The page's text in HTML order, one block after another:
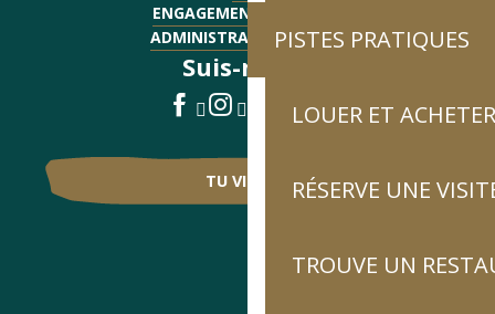
PISTES PRATIQUES
LOUER ET
RÉSERVE UNE
TROUVE UN
ENGAGEMENTS QUALITÉ
ADMINISTRATIF - EMPLOI
Suis-nous !
TU VIENS ?